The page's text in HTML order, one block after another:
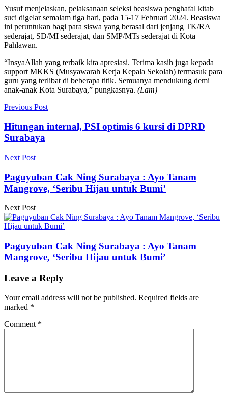
Yusuf menjelaskan, pelaksanaan seleksi beasiswa penghafal kitab
suci digelar semalam tiga hari, pada 15-17 Februari 2024. Beasiswa
ini peruntukan bagi para siswa yang berasal dari jenjang TK/RA
sederajat, SD/MI sederajat, dan SMP/MTs sederajat di Kota
Pahlawan.
“InsyaAllah yang terbaik kita apresiasi. Terima kasih juga kepada
support MKKS (Musyawarah Kerja Kepala Sekolah) termasuk para
guru yang terlibat di beberapa titik. Semuanya mendukung demi
anak-anak Kota Surabaya,” pungkasnya. (Lam)
Previous Post
Hitungan internal, PSI optimis 6 kursi di DPRD
Surabaya
Next Post
Paguyuban Cak Ning Surabaya : Ayo Tanam
Mangrove, ‘Seribu Hijau untuk Bumi’
Next Post
Paguyuban Cak Ning Surabaya : Ayo Tanam
Mangrove, ‘Seribu Hijau untuk Bumi’
Leave a Reply
Your email address will not be published. Required fields are
marked *
Comment *